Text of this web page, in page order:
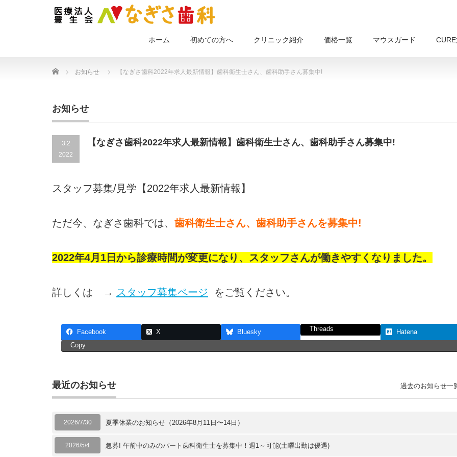
ホーム 初めての方へ クリニック紹介 価格一覧 マウスガード
Home お知らせ 【なぎさ歯科2022年求人最新情報】歯科衛生士さん、歯科助手さん募集中!
お知らせ
3.2
2022
【なぎさ歯科2022年求人最新情報】歯科衛生士さん、歯科助手さん募集中!
スタッフ募集/見学【2022年求人最新情報】
ただ今、なぎさ歯科では、 歯科衛生士さん、歯科助手さんを募集中!
2022年4月1日から診療時間が変更になり、スタッフさんが働きやすくなりました。
詳しくは → スタッフ募集ページ をご覧ください。
Facebook X Bluesky Threads
Hatena
Copy
最近のお知らせ
2026/7/30 夏季休業のお知らせ（2026年8月11日〜14日）
2026/5/4 急募! 午前中のみのパート歯科衛生士を募集中！週1～可能(土曜出勤は優遇)
過去のお知らせ一